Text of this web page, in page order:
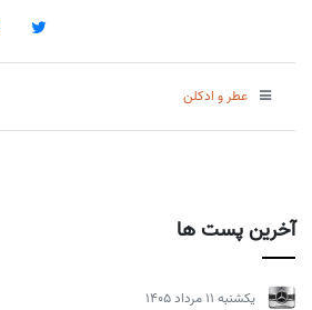
آخرین پست ها
يكشنبه 11 مرداد 1405
عطر و ادکلن